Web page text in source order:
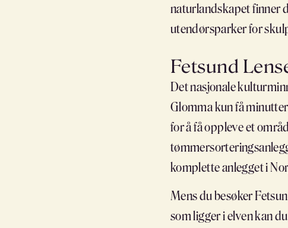
naturlandskapet finner
utendørsparker for
Fetsund
Det nasjonale
Glomma kun få
for å få oppleve et
komplette anlegget i
Mens du besøker
som ligger i elven kan